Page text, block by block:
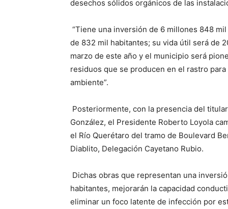
desechos sólidos orgánicos de las
“Tiene una inversión de 6 millones 848
de 832 mil habitantes; su vida útil será de
marzo de este año y el municipio será
residuos que se producen en el rastro
ambiente”.
Posteriormente, con la presencia del
González, el Presidente Roberto Loyola
el Río Querétaro del tramo de Boulevard
Diablito, Delegación Cayetano Rubio.
Dichas obras que representan una
habitantes, mejorarán la capacidad
eliminar un foco latente de infección por